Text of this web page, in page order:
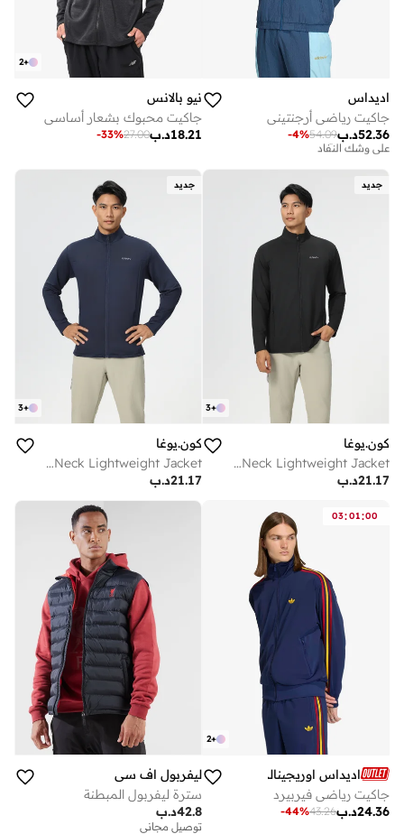
اديداس
جاكيت رياضي أرجنتيني
د.ب52.36
54.09
-4%
توصيل مجاني
على وشك النفاد
توصيل مجاني
على وشك النفاد
+
2
نيو بالانس
جاكيت محبوك بشعار أساسي
د.ب18.21
27.00
-33%
جديد
+
3
كون.يوغا
High Neck Lightweight Jacket
د.ب21.17
جديد
+
3
كون.يوغا
High Neck Lightweight Jacket
د.ب21.17
03:01:00
+
2
اديداس اوريجينالز
جاكيت رياضي فيربيرد
د.ب24.36
43.26
-44%
ليفربول اف سي
سترة ليفربول المبطنة
د.ب42.8
توصيل مجاني